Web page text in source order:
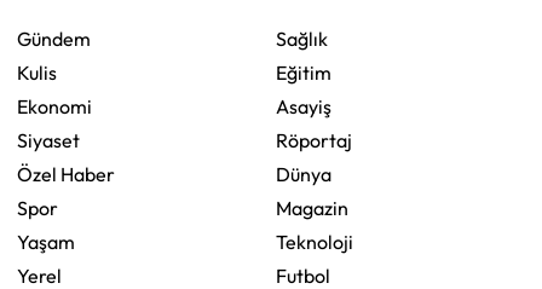
Gündem
Kulis
Ekonomi
Siyaset
Özel Haber
Spor
Yaşam
Yerel
Sağlık
Eğitim
Asayiş
Röportaj
Dünya
Magazin
Teknoloji
Futbol